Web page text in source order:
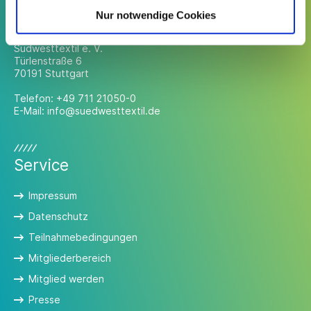
Nur notwendige Cookies
Südwesttextil e. V.
Türlenstraße 6
70191 Stuttgart
Telefon: +49 711 21050-0
E-Mail: info@suedwesttextil.de
Service
Impressum
Datenschutz
Teilnahmebedingungen
Mitgliederbereich
Mitglied werden
Presse